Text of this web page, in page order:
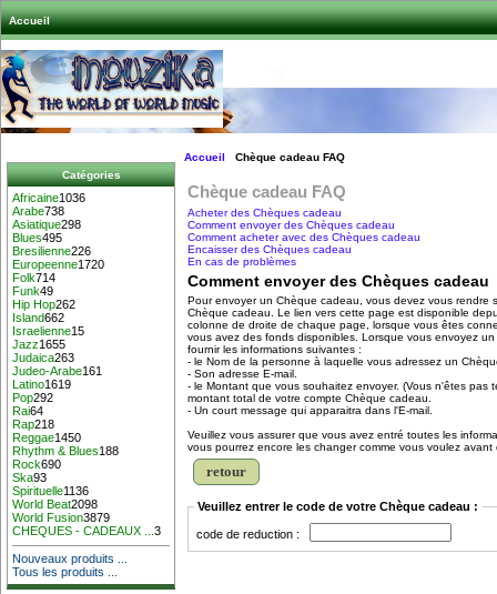
Accueil
Catégories
Africaine1036
Arabe738
Asiatique298
Blues495
Bresilienne226
Europeenne1720
Folk714
Funk49
Hip Hop262
Island662
Israelienne15
Jazz1655
Judaica263
Judeo-Arabe161
Latino1619
Pop292
Rai64
Rap218
Reggae1450
Rhythm & Blues188
Rock690
Ska93
Spirituelle1136
World Beat2098
World Fusion3879
CHEQUES - CADEAUX ...3
Nouveaux produits ...
Tous les produits ...
Accueil Chèque cadeau FAQ
Chèque cadeau FAQ
Acheter des Chèques cadeau
Comment envoyer des Chèques cadeau
Comment acheter avec des Chèques cadeau
Encaisser des Chèques cadeau
En cas de problèmes
Comment envoyer des Chèques cadeau
Pour envoyer un Chèque cadeau, vous devez vous rendre
Chèque cadeau. Le lien vers cette page est disponible
colonne de droite de chaque page, lorsque vous êtes
vous avez des fonds disponibles. Lorsque vous envoyez
fournir les informations suivantes :
- le Nom de la personne à laquelle vous adressez un
- Son adresse E-mail.
- le Montant que vous souhaitez envoyer. (Vous n'êtes pas
montant total de votre compte Chèque cadeau.
- Un court message qui apparaitra dans l'E-mail.
Veuillez vous assurer que vous avez entré toutes les
vous pourrez encore les changer comme vous voulez avant
retour
Veuillez entrer le code de votre Chèque cadeau :
code de reduction :